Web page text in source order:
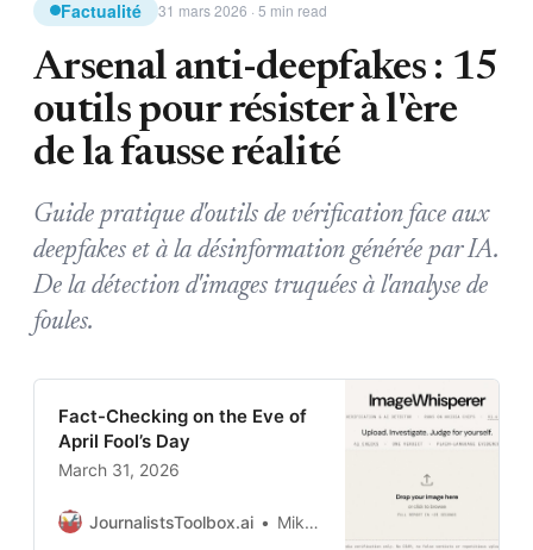
Factualité 31 mars 2026 · 5 min read
Arsenal anti-deepfakes : 15
outils pour résister à l'ère
de la fausse réalité
Guide pratique d'outils de vérification face aux
deepfakes et à la désinformation générée par IA.
De la détection d'images truquées à l'analyse de
foules.
Fact-Checking on the Eve of
April Fool’s Day
March 31, 2026
JournalistsToolbox.ai Mike Reilley